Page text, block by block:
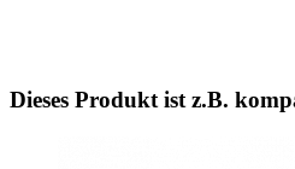
Dieses Produkt ist z.B.